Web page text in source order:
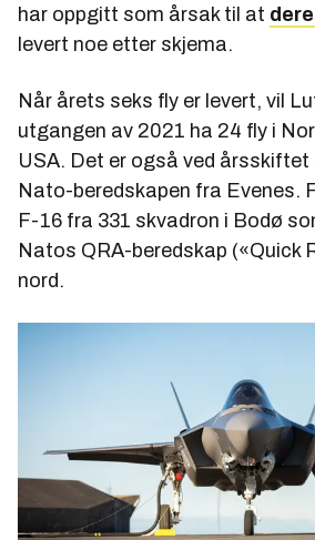
har oppgitt som årsak til at
levert noe etter skjema.
Når årets seks fly er levert, vil
utgangen av 2021 ha 24 fly i
USA. Det er også ved
Nato-beredskapen fra Evenes.
F-16 fra 331 skvadron i Bodø
Natos QRA-beredskap («Quick
nord.